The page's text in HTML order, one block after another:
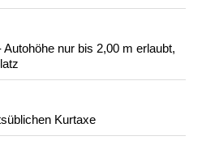
nur bis 2,00 m erlaubt,
Kurtaxe